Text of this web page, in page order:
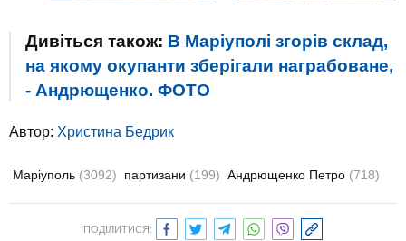
Дивіться також: В Маріуполі згорів склад,
на якому окупанти зберігали награбоване,
- Андрющенко. ФОТО
Автор: Христина Бедрик
Маріуполь (3092) партизани (199) Андрющенко Петро (718)
ПОДІЛИТИСЯ: